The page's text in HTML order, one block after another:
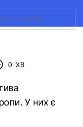
В КОРЕЇ
0 ХВ
У них є